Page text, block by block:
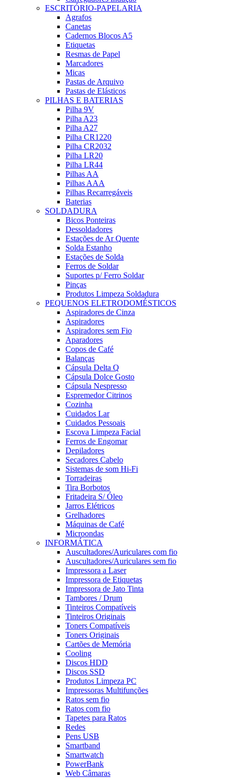
ESCRITÓRIO-PAPELARIA
Agrafos
Canetas
Cadernos Blocos A5
Etiquetas
Resmas de Papel
Marcadores
Micas
Pastas de Arquivo
Pastas de Elásticos
PILHAS E BATERIAS
Pilha 9V
Pilha A23
Pilha A27
Pilha CR1220
Pilha CR2032
Pilha LR20
Pilha LR44
Pilhas AA
Pilhas AAA
Pilhas Recarregáveis
Baterias
SOLDADURA
Bicos Ponteiras
Dessoldadores
Estações de Ar Quente
Solda Estanho
Estações de Solda
Ferros de Soldar
Suportes p/ Ferro Soldar
Pinças
Produtos Limpeza Soldadura
PEQUENOS ELETRODOMÉSTICOS
Aspiradores de Cinza
Aspiradores
Aspiradores sem Fio
Aparadores
Copos de Café
Balanças
Cápsula Delta Q
Cápsula Dolce Gosto
Cápsula Nespresso
Espremedor Citrinos
Cozinha
Cuidados Lar
Cuidados Pessoais
Escova Limpeza Facial
Ferros de Engomar
Depiladores
Secadores Cabelo
Sistemas de som Hi-Fi
Torradeiras
Tira Borbotos
Fritadeira S/ Óleo
Jarros Elétricos
Grelhadores
Máquinas de Café
Microondas
INFORMÁTICA
Auscultadores/Auriculares com fio
Auscultadores/Auriculares sem fio
Impressora a Laser
Impressora de Etiquetas
Impressora de Jato Tinta
Tambores / Drum
Tinteiros Compatíveis
Tinteiros Originais
Toners Compatíveis
Toners Originais
Cartões de Memória
Cooling
Discos HDD
Discos SSD
Produtos Limpeza PC
Impressoras Multifunções
Ratos sem fio
Ratos com fio
Tapetes para Ratos
Redes
Pens USB
Smartband
Smartwatch
PowerBank
Web Câmaras